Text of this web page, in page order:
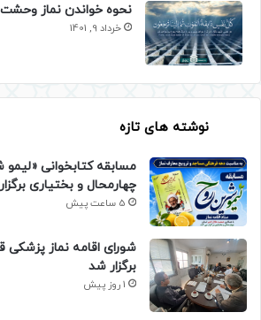
نحوه خواندن نماز
خرداد 9, 1401
نوشته های تازه
مسابقه کتابخوانی
چهارمحال و بختیاری
5 ساعت پیش
شورای اقامه نماز پزشکی
برگزار شد
1 روز پیش